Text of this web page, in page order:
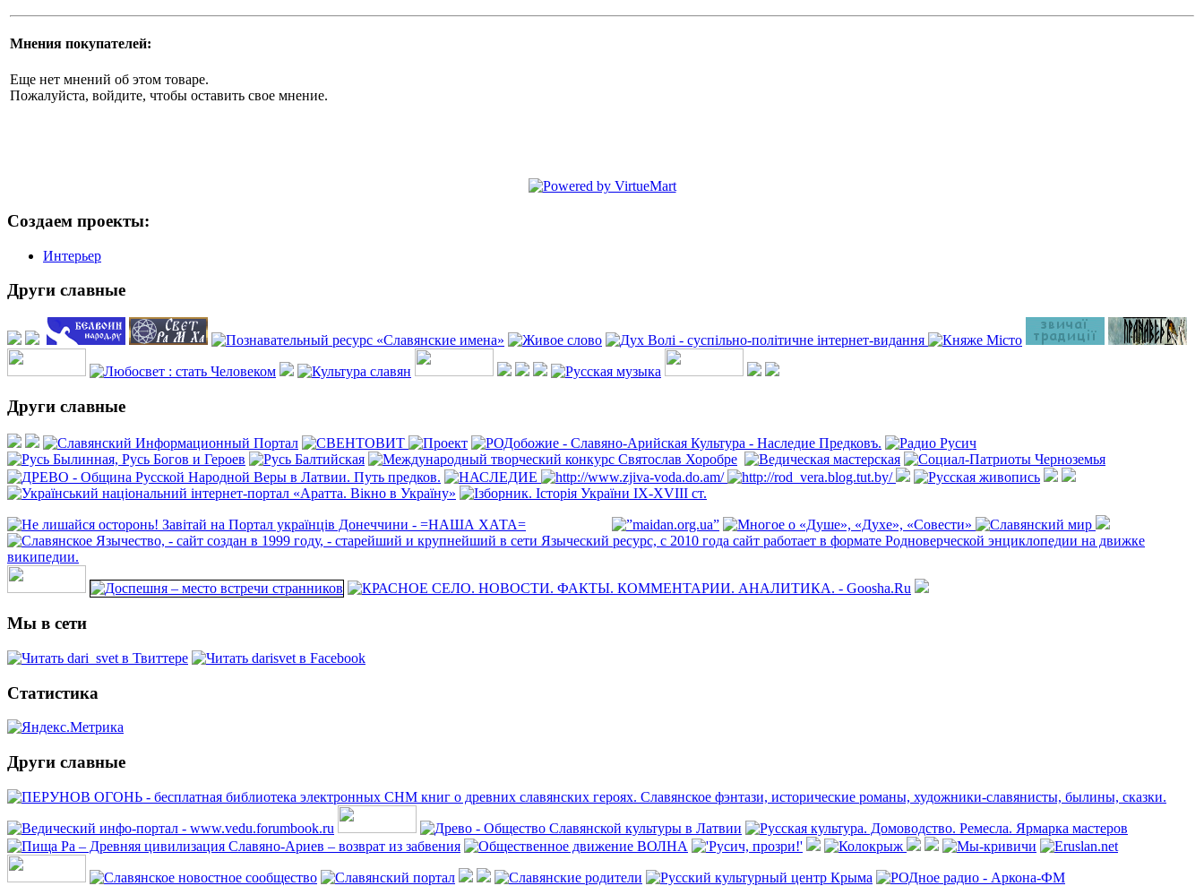
Мнения покупателей:
Еще нет мнений об этом товаре.
Пожалуйста, войдите, чтобы оставить свое мнение.
Создаем проекты:
Интерьер
Други славные
Други славные
Мы в сети
Статистика
Други славные